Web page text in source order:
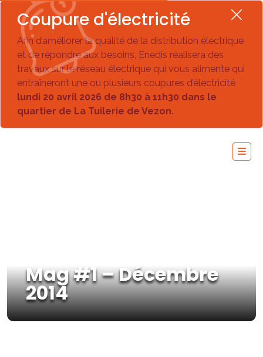
Coupure d'électricité
Afin d’améliorer la qualité de la distribution électrique
et de répondre aux besoins, Enedis réalisera des
travaux sur le réseau électrique qui vous alimente qui
entraîneront une ou plusieurs coupures d’électricité
lundi 20 avril 2026 de 8h30 à 11h30 dans le
quartier de La Tuilerie de Vezon.
Mag #1 – Décembre
2014